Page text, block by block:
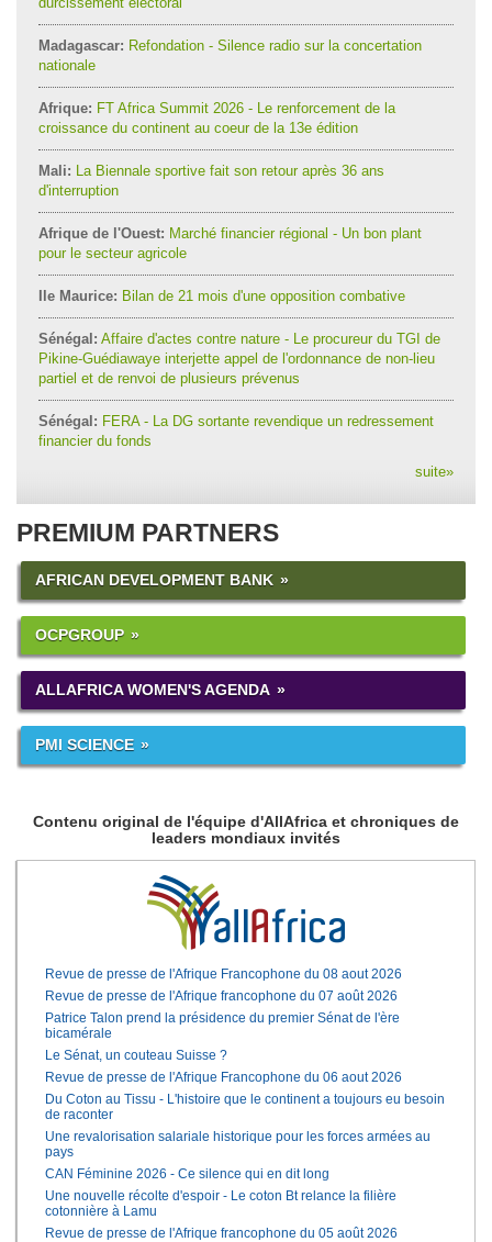
Madagascar: Refondation - Silence radio sur la concertation
nationale
Afrique: FT Africa Summit 2026 - Le renforcement de la
croissance du continent au coeur de la 13e édition
Mali: La Biennale sportive fait son retour après 36 ans
d'interruption
Afrique de l'Ouest: Marché financier régional - Un bon plant
pour le secteur agricole
Ile Maurice: Bilan de 21 mois d'une opposition combative
Sénégal: Affaire d'actes contre nature - Le procureur du TGI de
Pikine-Guédiawaye interjette appel de l'ordonnance de non-lieu
partiel et de renvoi de plusieurs prévenus
Sénégal: FERA - La DG sortante revendique un redressement
financier du fonds
suite»
PREMIUM PARTNERS
AFRICAN DEVELOPMENT BANK
OCPGROUP
ALLAFRICA WOMEN'S AGENDA
PMI SCIENCE
Contenu original de l'équipe d'AllAfrica et chroniques de
leaders mondiaux invités
Revue de presse de l'Afrique Francophone du 08 aout 2026
Revue de presse de l'Afrique francophone du 07 août 2026
Patrice Talon prend la présidence du premier Sénat de l'ère
bicamérale
Le Sénat, un couteau Suisse ?
Revue de presse de l'Afrique Francophone du 06 aout 2026
Du Coton au Tissu - L'histoire que le continent a toujours eu besoin
de raconter
Une revalorisation salariale historique pour les forces armées au
pays
CAN Féminine 2026 - Ce silence qui en dit long
Une nouvelle récolte d'espoir - Le coton Bt relance la filière
cotonnière à Lamu
Revue de presse de l'Afrique francophone du 05 août 2026